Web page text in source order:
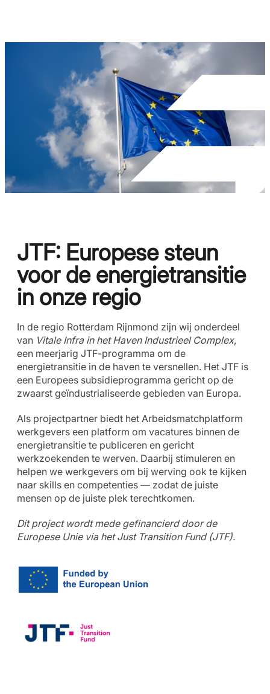
JTF: Europese steun
voor de energietransitie
in onze regio
In de regio Rotterdam Rijnmond zijn wij onderdeel
van Vitale Infra in het Haven Industrieel Complex,
een meerjarig JTF-programma om de
energietransitie in de haven te versnellen. Het JTF is
een Europees subsidieprogramma gericht op de
zwaarst geïndustrialiseerde gebieden van Europa.
Als projectpartner biedt het Arbeidsmatchplatform
werkgevers een platform om vacatures binnen de
energietransitie te publiceren en gericht
werkzoekenden te werven. Daarbij stimuleren en
helpen we werkgevers om bij werving ook te kijken
naar skills en competenties — zodat de juiste
mensen op de juiste plek terechtkomen.
Dit project wordt mede gefinancierd door de
Europese Unie via het Just Transition Fund (JTF).